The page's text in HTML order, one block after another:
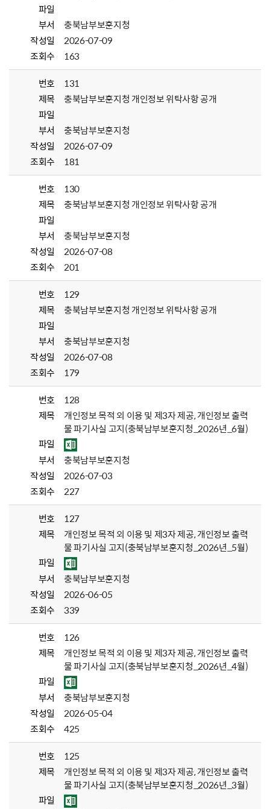
파일
부서
충북남부보훈지청
작성일
2026-07-09
조회수
163
번호
131
제목
충북남부보훈지청 개인정보 위탁사항 공개
파일
부서
충북남부보훈지청
작성일
2026-07-09
조회수
181
번호
130
제목
충북남부보훈지청 개인정보 위탁사항 공개
파일
부서
충북남부보훈지청
작성일
2026-07-08
조회수
201
번호
129
제목
충북남부보훈지청 개인정보 위탁사항 공개
파일
부서
충북남부보훈지청
작성일
2026-07-08
조회수
179
번호
128
제목
개인정보 목적 외 이용 및 제3자 제공, 개인정보 출력
물 파기사실 고지(충북남부보훈지청_2026년_6월)
파일
부서
충북남부보훈지청
작성일
2026-07-03
조회수
227
번호
127
제목
개인정보 목적 외 이용 및 제3자 제공, 개인정보 출력
물 파기사실 고지(충북남부보훈지청_2026년_5월)
파일
부서
충북남부보훈지청
작성일
2026-06-05
조회수
339
번호
126
제목
개인정보 목적 외 이용 및 제3자 제공, 개인정보 출력
물 파기사실 고지(충북남부보훈지청_2026년_4월)
파일
부서
충북남부보훈지청
작성일
2026-05-04
조회수
425
번호
125
제목
개인정보 목적 외 이용 및 제3자 제공, 개인정보 출력
물 파기사실 고지(충북남부보훈지청_2026년_3월)
파일